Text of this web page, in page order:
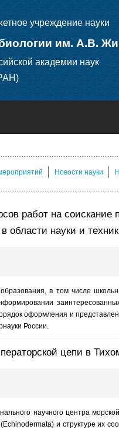
учреждение науки
им. А.В.
академии наук
Новости науки
работ на
области науки и
в том числе
оформления и
России.
цепи в
научного центра
и структуре их